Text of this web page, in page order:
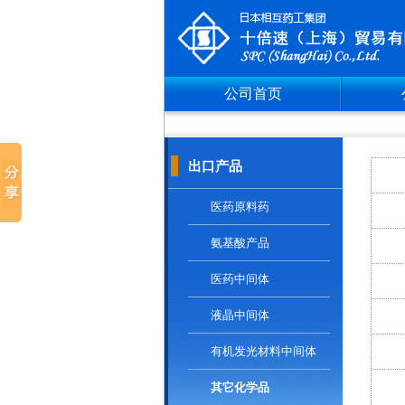
公司首页
出口产品
医药原料药
氨基酸产品
医药中间体
液晶中间体
有机发光材料中间体
其它化学品